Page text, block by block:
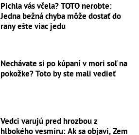
Pichla vás včela? TOTO nerobte:
Jedna bežná chyba môže dostať do
rany ešte viac jedu
Nechávate si po kúpaní v mori soľ na
pokožke? Toto by ste mali vedieť
Vedci varujú pred hrozbou z
hlbokého vesmíru: Ak sa objaví, Zem